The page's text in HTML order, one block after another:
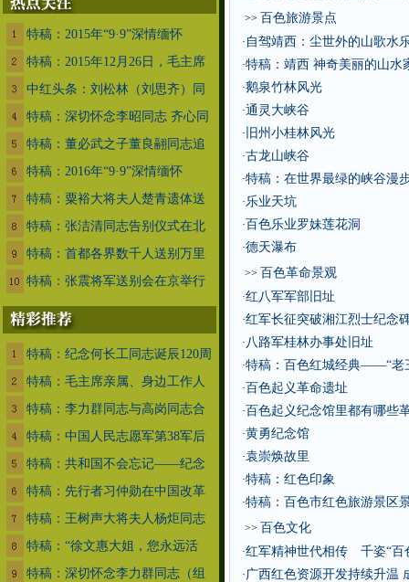
特稿：2015年“9·9”深情缅怀
特稿：2015年12月26日，毛主席
中红头条：刘松林（刘思齐）同
特稿：深切怀念李昭同志 齐心同
特稿：董必武之子董良翮同志追
特稿：2016年“9·9”深情缅怀
特稿：粟裕大将夫人楚青遗体送
特稿：张洁清同志告别仪式在北
特稿：首都各界数千人送别万里
特稿：张震将军送别会在京举行
特稿：纪念何长工同志诞辰120周
特稿：毛主席亲属、身边工作人
特稿：李力群同志与高岗同志合
特稿：中国人民志愿军第38军后
特稿：共和国不会忘记——纪念
特稿：先行者习仲勋在中国改革
特稿：王树声大将夫人杨炬同志
特稿：“徐文惠大姐，您永远活
特稿：深切怀念李力群同志（组
>> 百色旅游景点
· 自驾靖西：尘世外的山歌水
·特稿：靖西 神奇美丽的山水
·鹅泉竹林风光
·通灵大峡谷
· 旧州小桂林风光
·古龙山峡谷
·特稿：在世界最绿的峡谷漫
·乐业天坑
·百色乐业罗妹莲花洞
·德天瀑布
>> 百色革命景观
·红八军军部旧址
·红军长征突破湘江烈士纪念
·八路军桂林办事处旧址
·特稿：百色红城经典——“老
·百色起义革命遗址
·百色起义纪念馆里都有哪些
·黄勇纪念馆
·袁崇焕故里
·特稿：红色印象
·特稿：百色市红色旅游景区
>> 百色文化
·红军精神世代相传 千姿“百
·广西红色资源开发持续升温